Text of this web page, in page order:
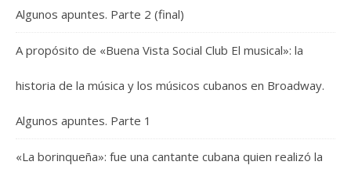
Algunos apuntes. Parte 2 (final)
A propósito de «Buena Vista Social Club El musical»: la
historia de la música y los músicos cubanos en Broadway.
Algunos apuntes. Parte 1
«La borinqueña»: fue una cantante cubana quien realizó la